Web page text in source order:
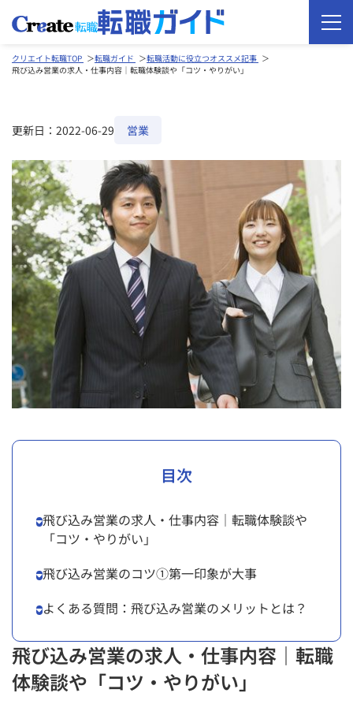
クリエイト転職TOP 転職ガイド
転職活動に役立つオススメ記事
飛び込み営業の求人・仕事内容｜転職体験談や「コツ・やりがい」
更新日：2022-06-29 営業
目次
飛び込み営業の求人・仕事内容｜転職体験談や
「コツ・やりがい」
飛び込み営業のコツ①第一印象が大事
よくある質問：飛び込み営業のメリットとは？
飛び込み営業の求人・仕事内容｜転職
体験談や「コツ・やりがい」